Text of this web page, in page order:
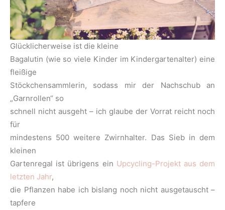
Glücklicherweise ist die kleine
Bagalutin (wie so viele Kinder im Kindergartenalter) eine
fleißige
Stöckchensammlerin, sodass mir der Nachschub an
„Garnrollen“ so
schnell nicht ausgeht – ich glaube der Vorrat reicht noch
für
mindestens 500 weitere Zwirnhalter. Das Sieb in dem
kleinen
Gartenregal ist übrigens ein Upcycling-Projekt aus dem
letzten Jahr,
die Pflanzen habe ich bislang noch nicht ausgetauscht –
tapfere